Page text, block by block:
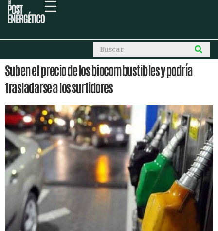
Suben el precio de los biocombustibles y podría
trasladarse a los surtidores